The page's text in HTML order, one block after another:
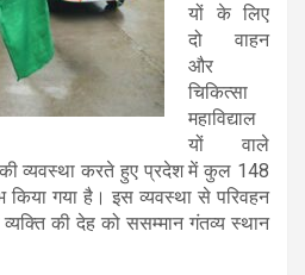
यों के लिए
दो वाहन
और
चिकित्सा
महाविद्याल
यों वाले
व्यवस्था करते हुए प्रदेश में कुल 148
किया गया है। इस व्यवस्था से परिवहन
व्यक्ति की देह को ससम्मान गंतव्य स्थान